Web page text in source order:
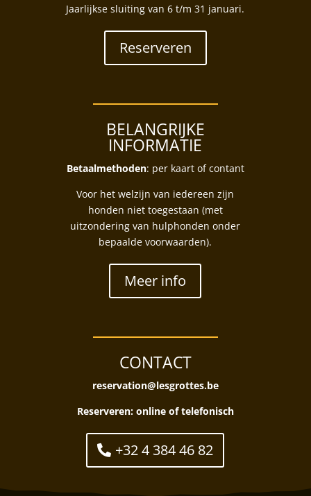
Jaarlijkse sluiting van 6 t/m 31 januari.
Reserveren
BELANGRIJKE
INFORMATIE
Betaalmethoden: per kaart of contant
Voor het welzijn van iedereen zijn
honden niet toegestaan (met
uitzondering van hulphonden onder
bepaalde voorwaarden).
Meer info
CONTACT
reservation@lesgrottes.be
Reserveren:online of telefonisch
+32 4 384 46 82